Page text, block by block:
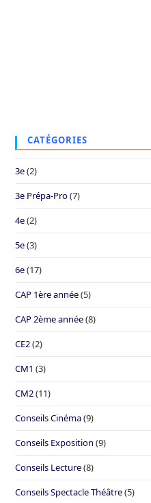
CATÉGORIES
3e(2)
3e Prépa-Pro(7)
4e(2)
5e(3)
6e(17)
CAP 1ère année(5)
CAP 2ème année(8)
CE2(2)
CM1 (3)
CM2(11)
Conseils Cinéma(9)
Conseils Exposition (9)
Conseils Lecture(8)
Conseils Spectacle Théâtre(5)